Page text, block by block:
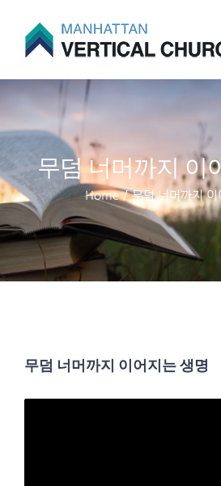
무덤 너머까지 이
Home / 무덤 너머까지 이
무덤 너머까지 이어지는 생명